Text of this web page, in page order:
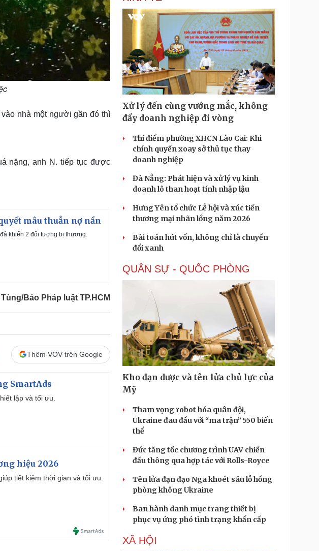
nhà một người gần đó thì
nặng, anh N. tiếp tục được
mâu thuẫn nợ nần
khiến 2 đối tượng bị thương.
Báo Pháp luật TP.HCM
Thêm VOV trên Google
SmartAds
lập và tối ưu.
hiệu 2026
tiết kiệm thời gian và tối ưu.
Xử lý đến cùng vướng mắc, không
đẩy doanh nghiệp đi vòng
Thí điểm phường XHCN Lào Cai: Khi
chính quyền xoay sở thủ tục thay
doanh nghiệp
Đà Nẵng: Phát hiện và xử lý vụ kinh
doanh lô than hoạt tính nhập lậu
Hưng Yên tổ chức Lễ hội và xúc tiến
thương mại nhãn lồng năm 2026
Bài toán hút vốn, không chỉ là chuyển
đổi xanh
QUÂN SỰ - QUỐC PHÒNG
Kho đạn dược và tên lửa chủ lực của
Mỹ
Tham vọng robot hóa quân đội,
Ukraine đau đầu với “ma trận” 550 biến
thể
Đức tăng tốc chương trình UAV chiến
đấu thông qua hợp tác với Rolls-Royce
Tên lửa đạn đạo Nga khoét sâu lỗ hổng
phòng không Ukraine
Ban hành danh mục trang thiết bị
phục vụ ứng phó tình trạng khẩn cấp
XÃ HỘI